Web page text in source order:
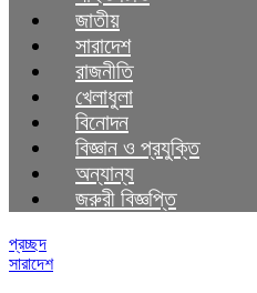
জাতীয়
সারাদেশ
রাজনীতি
খেলাধুলা
বিনোদন
বিজ্ঞান ও প্রযুক্তি
অন্যান্য
জরুরী বিজ্ঞপ্তি
প্রচ্ছদ
সারাদেশ